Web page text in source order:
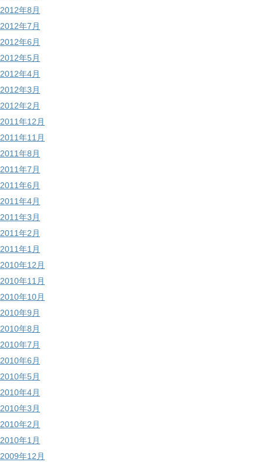
2012年8月
2012年7月
2012年6月
2012年5月
2012年4月
2012年3月
2012年2月
2011年12月
2011年11月
2011年8月
2011年7月
2011年6月
2011年4月
2011年3月
2011年2月
2011年1月
2010年12月
2010年11月
2010年10月
2010年9月
2010年8月
2010年7月
2010年6月
2010年5月
2010年4月
2010年3月
2010年2月
2010年1月
2009年12月